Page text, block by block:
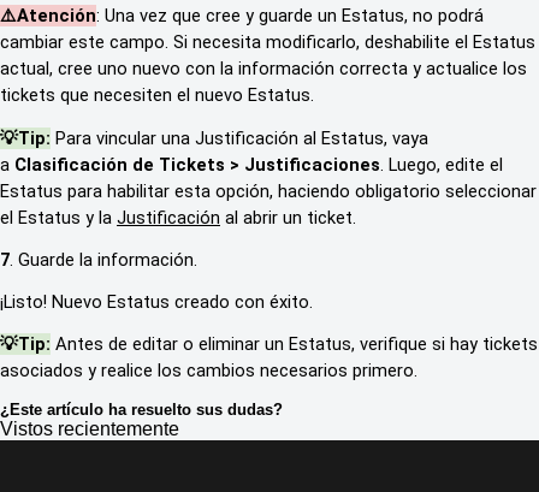
⚠️Atención: Una vez que cree y guarde un Estatus, no podrá
cambiar este campo. Si necesita modificarlo, deshabilite el Estatus
actual, cree uno nuevo con la información correcta y actualice los
tickets que necesiten el nuevo Estatus.
💡Tip: Para vincular una Justificación al Estatus, vaya
a Clasificación de Tickets > Justificaciones . Luego, edite el
Estatus para habilitar esta opción, haciendo obligatorio seleccionar
el Estatus y la Justificación al abrir un ticket.
7. Guarde la información.
¡Listo! Nuevo Estatus creado con éxito.
💡Tip: Antes de editar o eliminar un Estatus, verifique si hay tickets
asociados y realice los cambios necesarios primero.
¿Este artículo ha resuelto sus dudas?
Vistos recientemente